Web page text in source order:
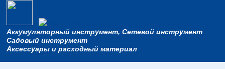
Аккумуляторный инструмент, Сетевой инструмент
Садовый инструмент
Аксессуары и расходный материал